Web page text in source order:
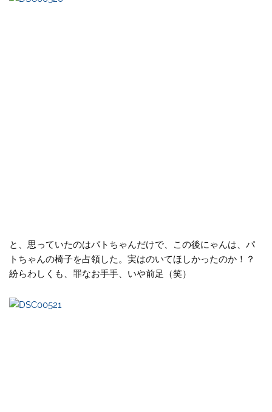
と、思っていたのはパトちゃんだけで、この後にゃんは、パ
トちゃんの椅子を占領した。実はのいてほしかったのか！？
紛らわしくも、罪なお手手、いや前足（笑）